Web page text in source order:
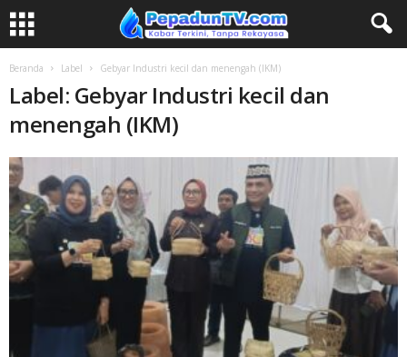
Beranda Label Gebyar Industri kecil dan menengah (IKM)
Label: Gebyar Industri kecil dan
menengah (IKM)